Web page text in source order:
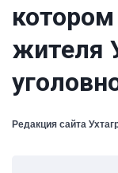
жителя
Редакция сайта